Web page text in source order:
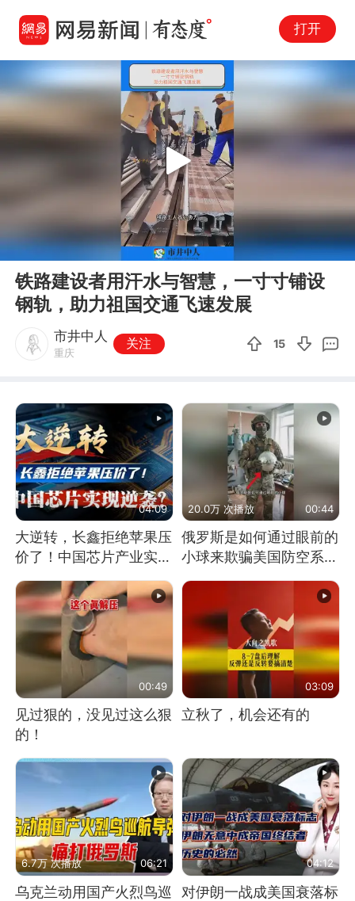
打开
00:00 00:10
Play
铁路建设者用汗水与智慧，一寸寸铺设
钢轨，助力祖国交通飞速发展
市井中人
重庆
关注 15
04:09
大逆转，长鑫拒绝苹果压
价了！中国芯片产业实现
怎样的逆袭？
20.0万 次播放 00:44
俄罗斯是如何通过眼前的
小球来欺骗美国防空系统
的
00:49
见过狠的，没见过这么狠
的！
03:09
立秋了，机会还有的
6.7万 次播放 06:21
乌克兰动用国产火烈鸟巡
04:12
对伊朗一战成美国衰落标